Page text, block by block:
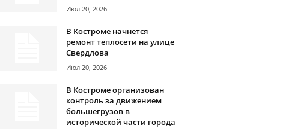
Июл 20, 2026
В Костроме начнется
ремонт теплосети на улице
Свердлова
Июл 20, 2026
В Костроме организован
контроль за движением
большегрузов в
исторической части города